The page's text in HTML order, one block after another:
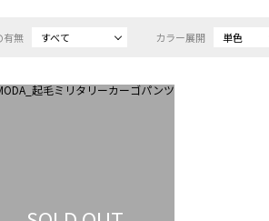
有無 すべて カラー展開 単色